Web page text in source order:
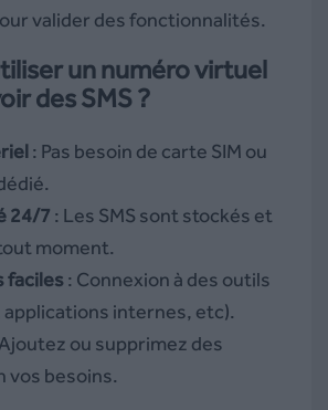
valider des fonctionnalités.
un numéro virtuel
des SMS ?
: Pas besoin de carte SIM ou
24/7 : Les SMS sont stockés et
moment.
faciles: Connexion à des outils
applications internes, etc).
ou supprimez des
vos besoins.